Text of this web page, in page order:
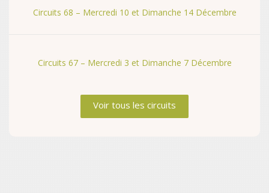
Circuits 68 – Mercredi 10 et Dimanche 14 Décembre
Circuits 67 – Mercredi 3 et Dimanche 7 Décembre
Voir tous les circuits